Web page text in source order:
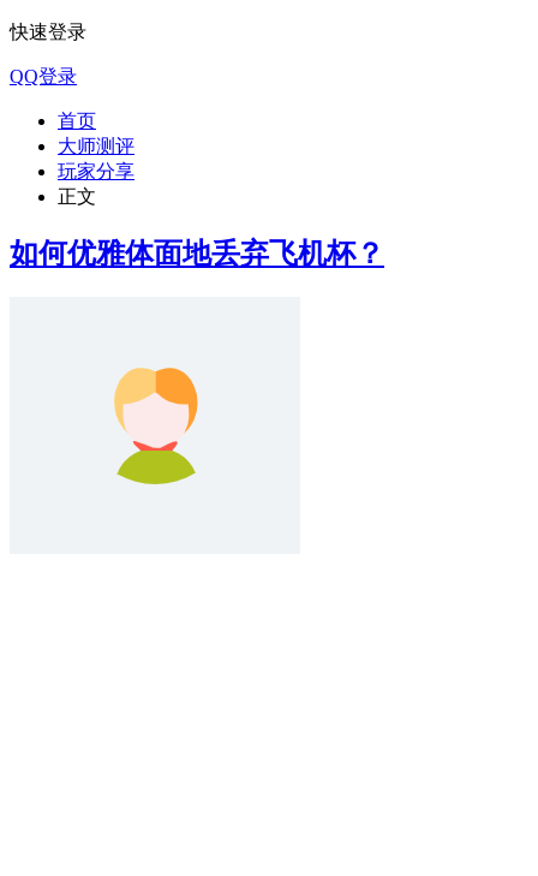
快速登录
QQ登录
首页
大师测评
玩家分享
正文
如何优雅体面地丢弃飞机杯？